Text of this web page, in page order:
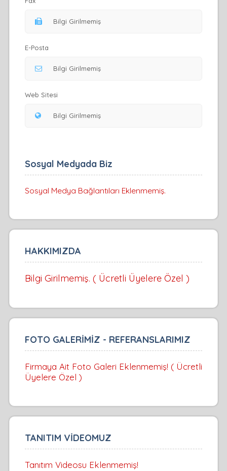
E-Posta
Web Sitesi
Sosyal Medyada Biz
Sosyal Medya Bağlantıları Eklenmemiş.
HAKKIMIZDA
Bilgi Girilmemiş. ( Ücretli Üyelere Özel )
FOTO GALERİMİZ - REFERANSLARIMIZ
Firmaya Ait Foto Galeri Eklenmemiş! ( Ücretli
Üyelere Özel )
TANITIM VİDEOMUZ
Tanıtım Videosu Eklenmemiş!